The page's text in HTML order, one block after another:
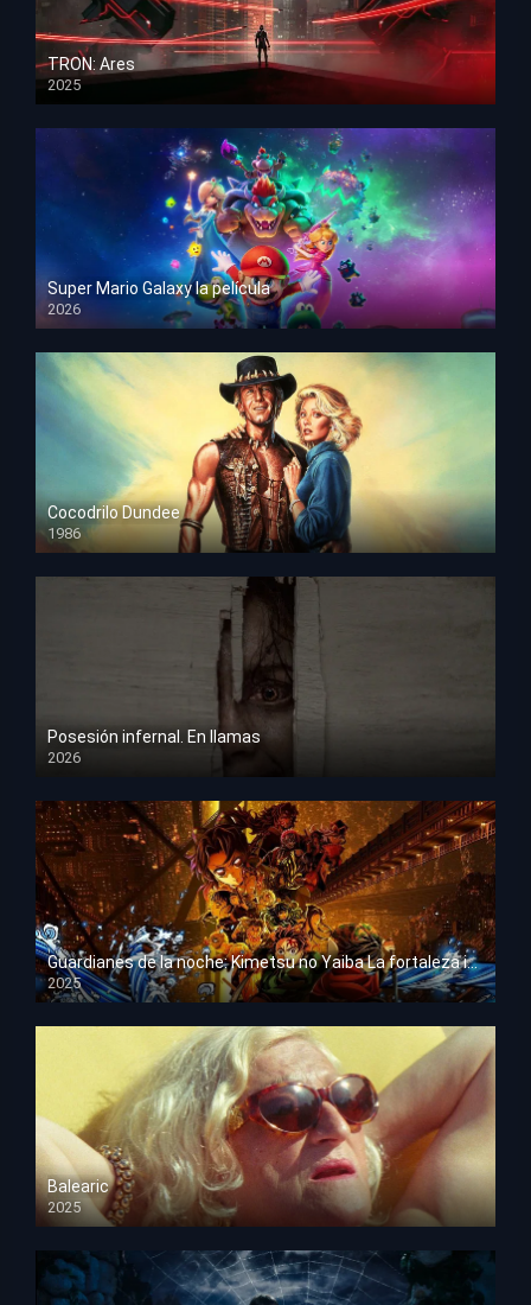
TRON: Ares
2025
HD 1080p
Super Mario Galaxy la película
2026
HD 1080p
Cocodrilo Dundee
1986
HD 1080p
Posesión infernal. En llamas
2026
HD 1080p
Guardianes de la noche: Kimetsu no Yaiba La fortaleza infinita
2025
HD 1080p
Balearic
2025
HD 1080p